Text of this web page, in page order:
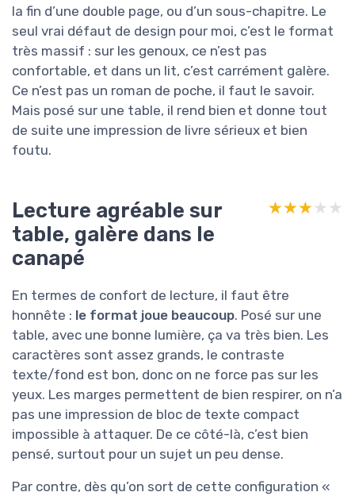
la fin d’une double page, ou d’un sous-chapitre. Le
seul vrai défaut de design pour moi, c’est le format
très massif : sur les genoux, ce n’est pas
confortable, et dans un lit, c’est carrément galère.
Ce n’est pas un roman de poche, il faut le savoir.
Mais posé sur une table, il rend bien et donne tout
de suite une impression de livre sérieux et bien
foutu.
Lecture agréable sur
table, galère dans le
canapé
★★★★★
★★★★★
En termes de confort de lecture, il faut être
honnête : le format joue beaucoup. Posé sur une
table, avec une bonne lumière, ça va très bien. Les
caractères sont assez grands, le contraste
texte/fond est bon, donc on ne force pas sur les
yeux. Les marges permettent de bien respirer, on n’a
pas une impression de bloc de texte compact
impossible à attaquer. De ce côté-là, c’est bien
pensé, surtout pour un sujet un peu dense.
Par contre, dès qu’on sort de cette configuration «